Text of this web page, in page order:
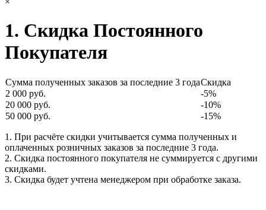
1. Скидка Постоянного
Покупателя
Сумма полученных заказов за последние 3 годаСкидка
2 000 руб.
-5%
20 000 руб.
-10%
50 000 руб.
-15%
1. При расчёте скидки учитывается сумма полученных и
оплаченных розничных заказов за последние 3 года.
2. Скидка постоянного покупателя не суммируется с другими
скидками.
3. Скидка будет учтена менеджером при обработке заказа.